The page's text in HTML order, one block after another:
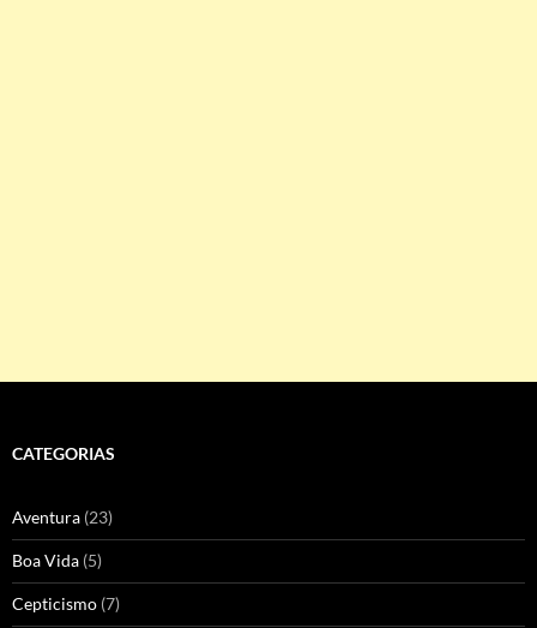
CATEGORIAS
Aventura (23)
Boa Vida (5)
Cepticismo (7)